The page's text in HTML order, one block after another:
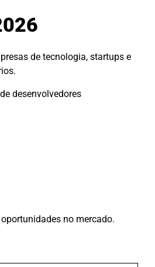
de tecnologia, startups e
desenvolvedores
no mercado.